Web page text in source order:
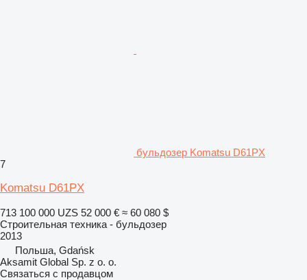
бульдозер Komatsu D61PX
7
Komatsu D61PX
713 100 000 UZS 52 000 € ≈ 60 080 $
Строительная техника - бульдозер
2013
Польша, Gdańsk
Aksamit Global Sp. z o. o.
Связаться с продавцом